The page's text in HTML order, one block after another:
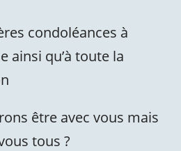
condoléances à
ainsi qu’à toute la
être avec vous mais
tous ?